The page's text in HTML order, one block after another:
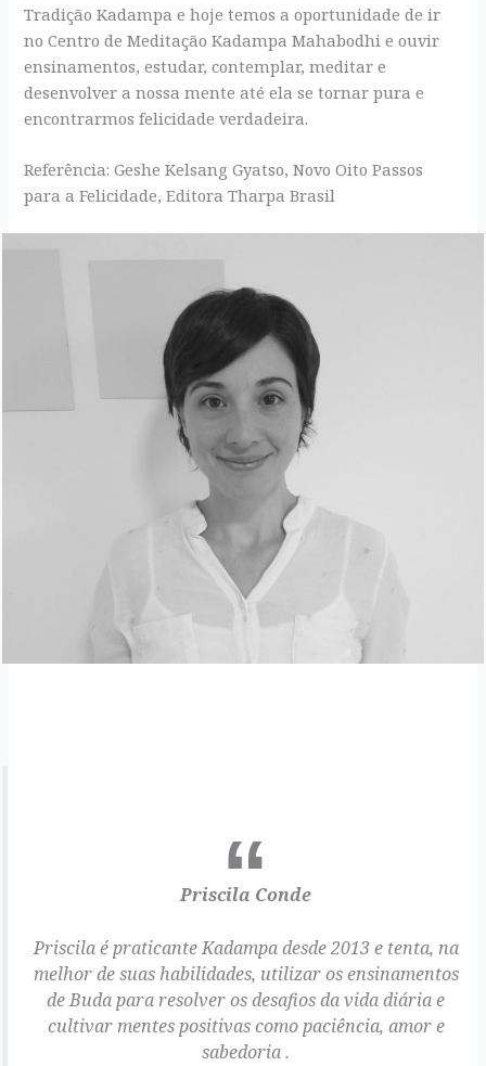
Tradição Kadampa e hoje temos a oportunidade de ir
no Centro de Meditação Kadampa Mahabodhi e ouvir
ensinamentos, estudar, contemplar, meditar e
desenvolver a nossa mente até ela se tornar pura e
encontrarmos felicidade verdadeira.
Referência: Geshe Kelsang Gyatso, Novo Oito Passos
para a Felicidade, Editora Tharpa Brasil
Priscila Conde
Priscila é praticante Kadampa desde 2013 e tenta, na
melhor de suas habilidades, utilizar os ensinamentos
de Buda para resolver os desafios da vida diária e
cultivar mentes positivas como paciência, amor e
sabedoria .